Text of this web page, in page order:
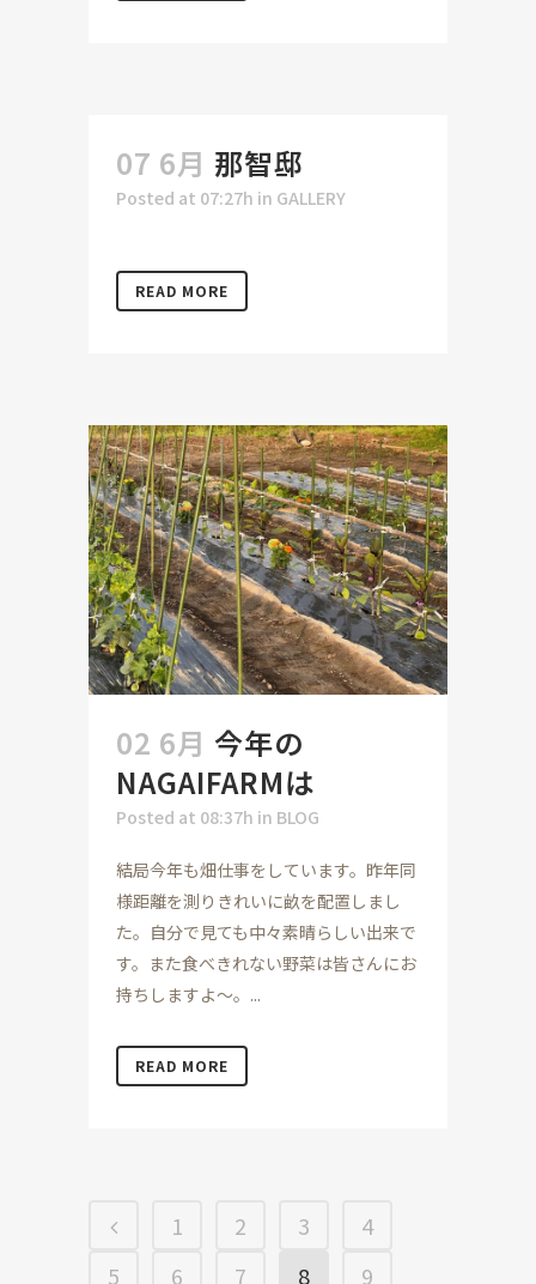
07 6月 那智邸
Posted at 07:27h in GALLERY
READ MORE
02 6月 今年の
NAGAIFARMは
Posted at 08:37h in BLOG
結局今年も畑仕事をしています。昨年同
様距離を測りきれいに畝を配置しまし
た。自分で見ても中々素晴らしい出来で
す。また食べきれない野菜は皆さんにお
持ちしますよ～。...
READ MORE
1 2 3
4
5
6 7 8 9